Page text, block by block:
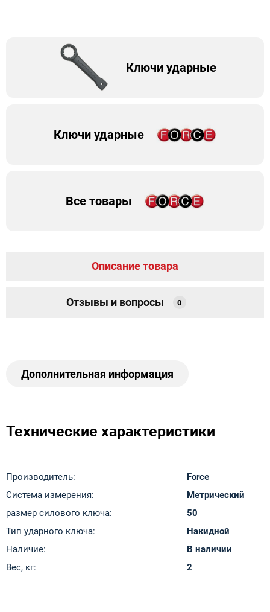
Ключи ударные
Ключи ударные
Все товары
Описание товара
Отзывы и вопросы 0
Дополнительная информация
Технические характеристики
Производитель:
Force
Система измерения:
Метрический
размер силового ключа:
50
Тип ударного ключа:
Накидной
Наличие:
В наличии
Вес, кг:
2